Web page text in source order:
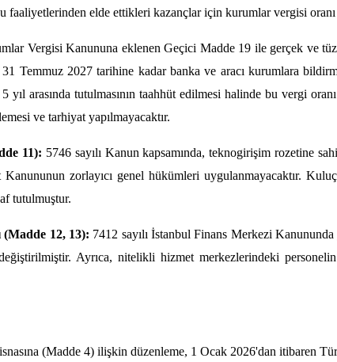
faaliyetlerinden elde ettikleri kazançlar için kurumlar vergisi
Vergisi Kanununa eklenen Geçici Madde 19 ile gerçek ve
Temmuz 2027 tarihine kadar banka ve aracı kurumlara
yıl arasında tutulmasının taahhüt edilmesi halinde bu vergi
ve tarhiyat yapılmayacaktır.
11): 5746 sayılı Kanun kapsamında, teknogirişim rozetine
Kanununun zorlayıcı genel hükümleri uygulanmayacaktır.
tutulmuştur.
12, 13): 7412 sayılı İstanbul Finans Merkezi
Ayrıca, nitelikli hizmet merkezlerindeki
(Madde 4) ilişkin düzenleme, 1 Ocak 2026'dan itibaren